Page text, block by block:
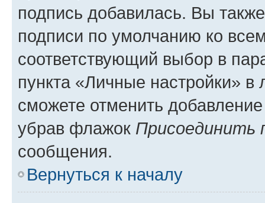
подпись добавилась. Вы
подписи по умолчанию ко
соответствующий выбор в
пункта «Личные настройки»
сможете отменить
убрав флажок Присоединить
сообщения.
Вернуться к началу